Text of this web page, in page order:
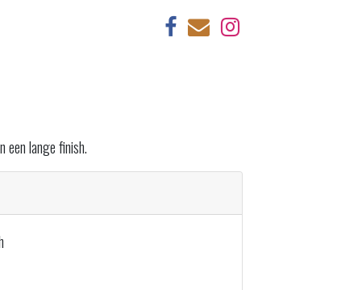
een lange finish.